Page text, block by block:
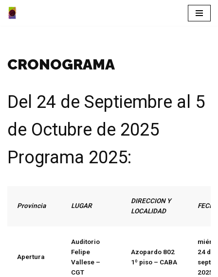
CRONOGRAMA
Del 24 de Septiembre al 5
de Octubre de 2025
Programa 2025:
Provincia LUGAR
DIRECCION Y
LOCALIDAD
FECHA
Apertura
Auditorio
Felipe
Vallese –
CGT
Azopardo 802
1º piso – CABA
24 de
2025